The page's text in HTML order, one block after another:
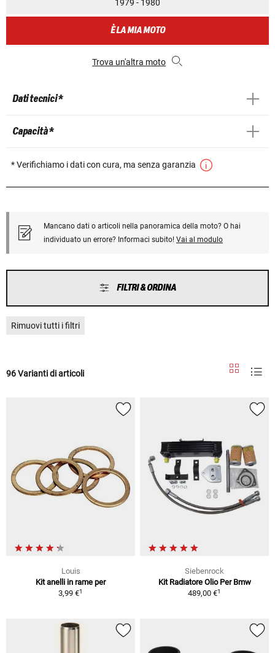
1979 - 1980
È LA MIA MOTO
Trova un'altra moto
Dati tecnici *
Capacità *
* Verifichiamo i dati con cura, ma senza garanzia
Mancano dati o articoli nella panoramica della moto? O hai
individuato un errore? Informaci subito! Vai al modulo
FILTRI & ORDINA
Rimuovi tutti i filtri
96 Varianti di articoli
Louis
Kit anelli in rame per
3,99 €1
Siebenrock
Kit Radiatore Olio Per Bmw
489,00 €1